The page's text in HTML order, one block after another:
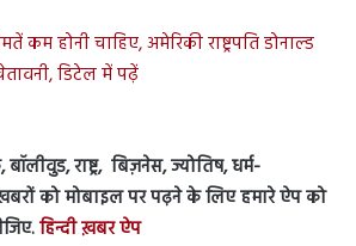
कम होनी चाहिए, अमेरिकी राष्ट्रपति डोनाल्ड
डिटेल में पढ़ें
राष्ट्र, बिज़नेस, ज्योतिष, धर्म-
को मोबाइल पर पढ़ने के लिए हमारे ऐप को
हिन्दी ख़बर ऐप